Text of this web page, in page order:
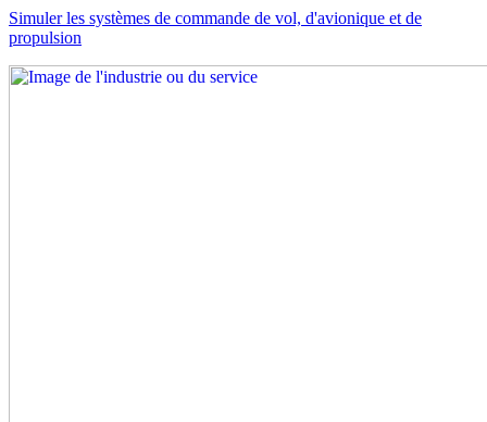
Simuler les systèmes de commande de vol, d'avionique et de
propulsion